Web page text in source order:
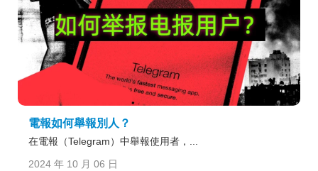
電報如何舉報別人？
在電報（Telegram）中舉報使用者，...
2024 年 10 月 06 日